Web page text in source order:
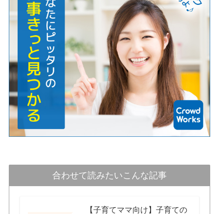
合わせて読みたいこんな記事
【子育てママ向け】子育ての